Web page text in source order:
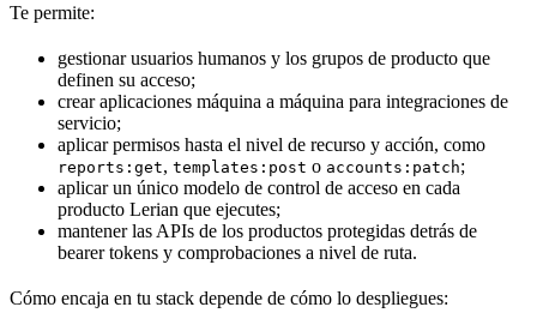
Te permite:
gestionar usuarios humanos y los grupos de producto que
definen su acceso;
crear aplicaciones máquina a máquina para integraciones de
servicio;
aplicar permisos hasta el nivel de recurso y acción, como
reports:get, templates:post o accounts:patch;
aplicar un único modelo de control de acceso en cada
producto Lerian que ejecutes;
mantener las APIs de los productos protegidas detrás de
bearer tokens y comprobaciones a nivel de ruta.
Cómo encaja en tu stack depende de cómo lo despliegues: